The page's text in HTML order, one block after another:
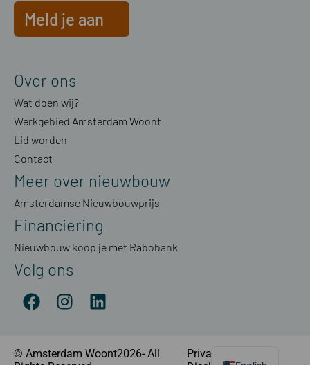
Meld je aan
Over ons
Wat doen wij?
Werkgebied Amsterdam Woont
Lid worden
Contact
Meer over nieuwbouw
Amsterdamse Nieuwbouwprijs
Financiering
Nieuwbouw koop je met Rabobank
Volg ons
© Amsterdam Woont2026- All
Privacyverklaring